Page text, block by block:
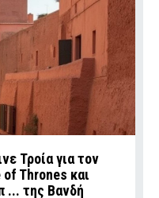
Τροία για τον
of Thrones και
... της Βανδή